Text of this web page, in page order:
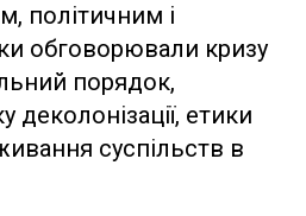
політичним і
обговорювали кризу
порядок,
етики
суспільств в